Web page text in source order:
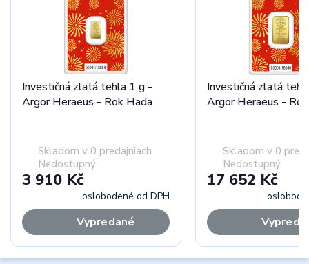
Investičná zlatá tehla 1 g -
Argor Heraeus - Rok Hada
Skladom v 0 predajniach
Nedostupný
3 910 Kč
oslobodené od DPH
Vypredané
Investičná zlatá
Argor Heraeus -
Skladom v 0
Nedostupný
17 652 Kč